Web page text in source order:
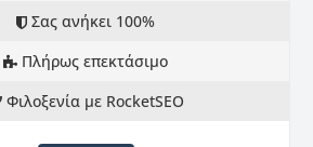
Σας ανήκει 100%
Πλήρως επεκτάσιμο
Φιλοξενία με RocketSEO